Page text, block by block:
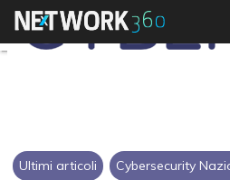
Ultimi articoli Cybersecurity